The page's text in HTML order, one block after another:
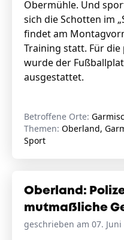
Obermühle. Und
sich die Schotten im
findet am
Training statt. Für
wurde der
ausgestattet.
Betroffene Orte:
Themen: Oberland,
Sport
Oberland:
mutmaßliche
geschrieben am 07. Juni